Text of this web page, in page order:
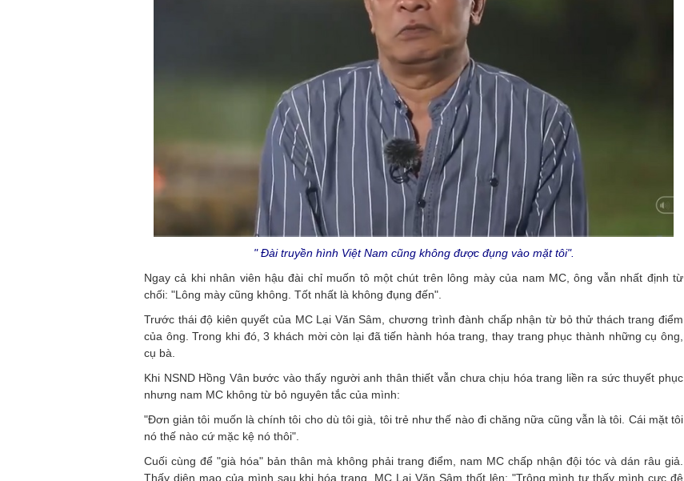
" Đài truyền hình Việt Nam cũng không được đụng vào mặt tôi".
Ngay cả khi nhân viên hậu đài chỉ muốn tô một chút trên lông mày của nam MC, ông vẫn nhất định từ
chối: "Lông mày cũng không. Tốt nhất là không đụng đến".
Trước thái độ kiên quyết của MC Lại Văn Sâm, chương trình đành chấp nhận từ bỏ thử thách trang điểm
của ông. Trong khi đó, 3 khách mời còn lại đã tiến hành hóa trang, thay trang phục thành những cụ ông,
cụ bà.
Khi NSND Hồng Vân bước vào thấy người anh thân thiết vẫn chưa chịu hóa trang liền ra sức thuyết phục
nhưng nam MC không từ bỏ nguyên tắc của mình:
"Đơn giản tôi muốn là chính tôi cho dù tôi già, tôi trẻ như thế nào đi chăng nữa cũng vẫn là tôi. Cái mặt tôi
nó thế nào cứ mặc kệ nó thôi".
Cuối cùng để "già hóa" bản thân mà không phải trang điểm, nam MC chấp nhận đội tóc và dán râu giả.
Thấy diện mạo của mình sau khi hóa trang, MC Lại Văn Sâm thốt lên: "Trông mình tự thấy mình cực đê